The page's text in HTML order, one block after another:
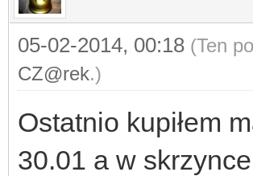
05-02-2014, 00:18 (Ten
CZ@rek.)
Ostatnio kupiłem
30.01 a w